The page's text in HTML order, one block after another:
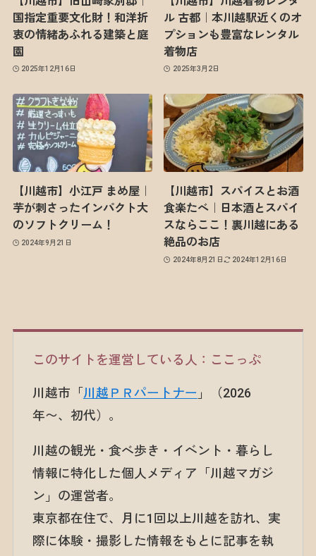
国指定重要文化財！和洋折
衷の情緒あふれる建築と庭
園
2025年12月16日
ル 古都｜本川越駅近くのオ
プションも豊富なレンタル
着物店
2025年3月2日
【川越市】小江戸 まめ屋｜
芋が刺さったインパクト大
のソフトクリーム！
2024年9月21日
【川越市】スパイスとお酒
食楽たべ｜日本酒とスパイ
スならここ！裏川越にある
絶品のお店
2024年8月21日 2024年12月16日
このサイトを運営している人：ここっぷ
川越市「 川越ＰＲパートナー 」（2026
年〜、初代）。
川越の観光・食べ歩き・イベント・暮らし
情報に特化した個人メディア「川越マガジ
ン」の運営者。
東京都在住で、月に1回以上川越を訪れ、実
際に体験・撮影した情報をもとに記事を執